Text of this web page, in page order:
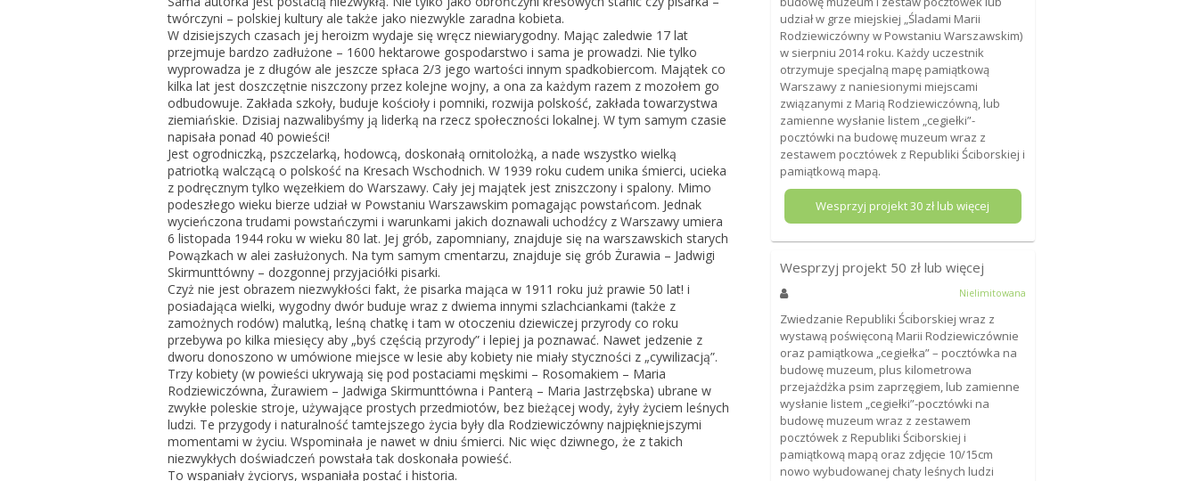
twórczyni – polskiej kultury ale także jako niezwykle zaradna kobieta.
W dzisiejszych czasach jej heroizm wydaje się wręcz niewiarygodny. Mając zaledwie 17 lat
przejmuje bardzo zadłużone – 1600 hektarowe gospodarstwo i sama je prowadzi. Nie tylko
wyprowadza je z długów ale jeszcze spłaca 2/3 jego wartości innym spadkobiercom. Majątek co
kilka lat jest doszczętnie niszczony przez kolejne wojny, a ona za każdym razem z mozołem go
odbudowuje. Zakłada szkoły, buduje kościoły i pomniki, rozwija polskość, zakłada towarzystwa
ziemiańskie. Dzisiaj nazwalibyśmy ją liderką na rzecz społeczności lokalnej. W tym samym czasie
napisała ponad 40 powieści!
Jest ogrodniczką, pszczelarką, hodowcą, doskonałą ornitolożką, a nade wszystko wielką
patriotką walczącą o polskość na Kresach Wschodnich. W 1939 roku cudem unika śmierci, ucieka
z podręcznym tylko węzełkiem do Warszawy. Cały jej majątek jest zniszczony i spalony. Mimo
podeszłego wieku bierze udział w Powstaniu Warszawskim pomagając powstańcom. Jednak
wycieńczona trudami powstańczymi i warunkami jakich doznawali uchodźcy z Warszawy umiera
6 listopada 1944 roku w wieku 80 lat. Jej grób, zapomniany, znajduje się na warszawskich starych
Powązkach w alei zasłużonych. Na tym samym cmentarzu, znajduje się grób Żurawia – Jadwigi
Skirmunttówny – dozgonnej przyjaciółki pisarki.
Czyż nie jest obrazem niezwykłości fakt, że pisarka mająca w 1911 roku już prawie 50 lat! i
posiadająca wielki, wygodny dwór buduje wraz z dwiema innymi szlachciankami (także z
zamożnych rodów) malutką, leśną chatkę i tam w otoczeniu dziewiczej przyrody co roku
przebywa po kilka miesięcy aby „byś częścią przyrody” i lepiej ja poznawać. Nawet jedzenie z
dworu donoszono w umówione miejsce w lesie aby kobiety nie miały styczności z „cywilizacją”.
Trzy kobiety (w powieści ukrywają się pod postaciami męskimi – Rosomakiem – Maria
Rodziewiczówna, Żurawiem – Jadwiga Skirmunttówna i Panterą – Maria Jastrzębska) ubrane w
zwykłe poleskie stroje, używające prostych przedmiotów, bez bieżącej wody, żyły życiem leśnych
ludzi. Te przygody i naturalność tamtejszego życia były dla Rodziewiczówny najpiękniejszymi
momentami w życiu. Wspominała je nawet w dniu śmierci. Nic więc dziwnego, że z takich
niezwykłych doświadczeń powstała tak doskonała powieść.
To wspaniały życiorys, wspaniała postać i historia.
udział w grze miejskiej „Śladami Marii
Rodziewiczówny w Powstaniu Warszawskim)
w sierpniu 2014 roku. Każdy uczestnik
otrzymuje specjalną mapę pamiątkową
Warszawy z naniesionymi miejscami
związanymi z Marią Rodziewiczówną, lub
zamienne wysłanie listem „cegiełki”-
pocztówki na budowę muzeum wraz z
zestawem pocztówek z Republiki Ściborskiej i
pamiątkową mapą.
Wesprzyj projekt30 zł lub więcej
Wesprzyj projekt 50 zł lub więcej
Nielimitowana
Zwiedzanie Republiki Ściborskiej wraz z
wystawą poświęconą Marii Rodziewiczównie
oraz pamiątkowa „cegiełka” – pocztówka na
budowę muzeum, plus kilometrowa
przejażdżka psim zaprzęgiem, lub zamienne
wysłanie listem „cegiełki”-pocztówki na
budowę muzeum wraz z zestawem
pocztówek z Republiki Ściborskiej i
pamiątkową mapą oraz zdjęcie 10/15cm
nowo wybudowanej chaty leśnych ludzi